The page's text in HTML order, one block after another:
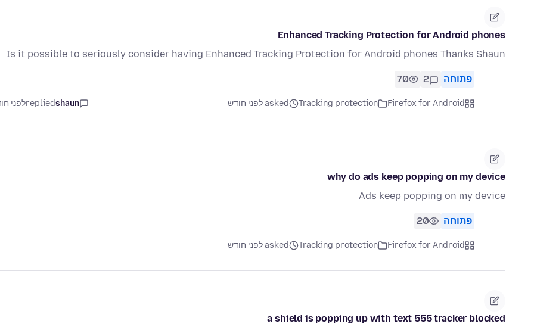
Enhanced Tracking Protection for Android phones
Is it possible to seriously consider having Enhanced Tracking Protection for Android phones Thanks Shaun
פתוחה 2
70
Firefox for Android
Tracking protection asked לפני חודש shaun
repliedלפני
why do ads keep popping on my device
Ads keep popping on my device
פתוחה 20
Firefox for Android
Tracking protection asked לפני חודש
a shield is popping up with text 555 tracker blocked